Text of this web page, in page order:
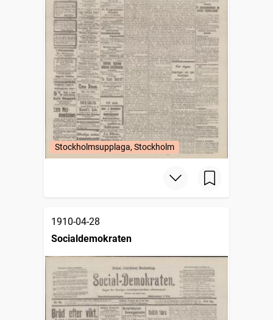
Stockholmsupplaga, Stockholm
1910-04-28
Socialdemokraten